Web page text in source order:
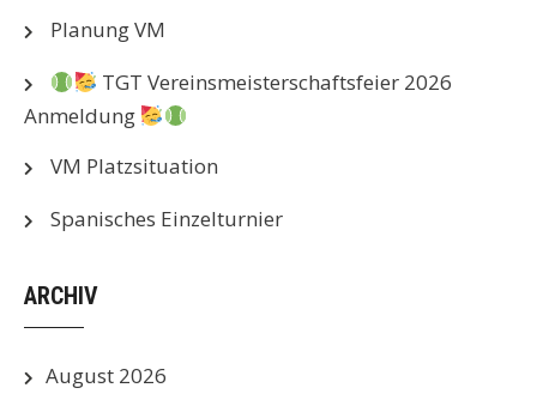
Planung VM
TGT Vereinsmeisterschaftsfeier 2026
Anmeldung
VM Platzsituation
Spanisches Einzelturnier
ARCHIV
August 2026